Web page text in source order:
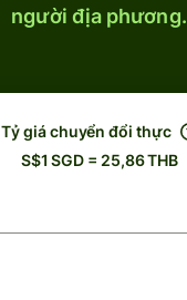
người địa phương.
Tỷ giá chuyển đổi thực
S$1 SGD = 25,86 THB